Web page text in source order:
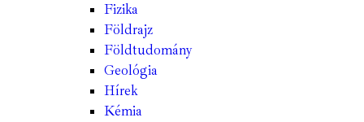
Fizika
Földrajz
Földtudomány
Geológia
Hírek
Kémia